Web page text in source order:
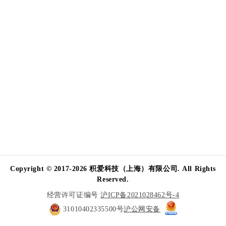
Copyright © 2017-2026 积爱科技（上海）有限公司. All Rights
Reserved.
经营许可证编号沪ICP备2021028462号-4
31010402335500号沪公网安备